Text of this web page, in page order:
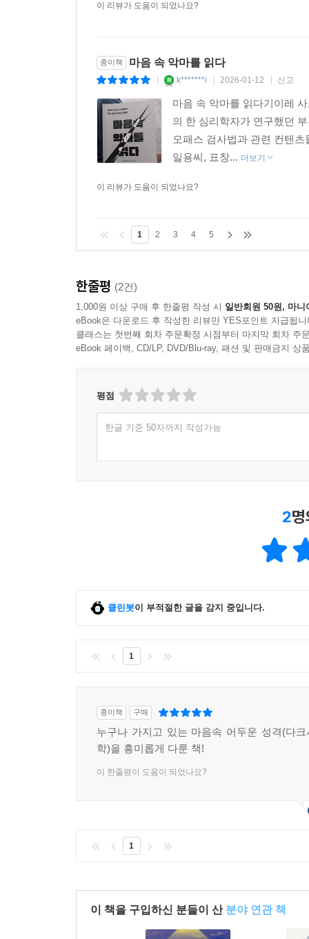
이 리뷰가 도움이 되었나요?
종이책 마음 속 악마를 읽다
k*******i 2026-01-12 신고
마음 속 악마를 읽다기이레
의 한 심리학자가 연구했던
오패스 검사법과 관련 컨텐
일용씨, 표창... 더보기
이 리뷰가 도움이 되었나요?
1 2 3 4 5
한줄평 (2건)
1,000원 이상 구매 후 한줄평 작성 시 일반회원 50원, 마니
eBook은 다운로드 후 작성한 리뷰만 YES포인트 지급됩니
클래스는 첫번째 회차 주문확정 시점부터 마지막 회차 주
eBook 페이백, CD/LP, DVD/Blu-ray, 패션 및 판매금지 상
평점
한글 기준 50자까지 작성가능
2
클린봇이 부적절한 글을 감지 중입니다.
1
종이책 구매
누구나 가지고 있는 마음속 어두운 성격(다
학)을 흥미롭게 다룬 책!
이 한줄평이 도움이 되었나요?
1
이 책을 구입하신 분들이 산 분야 연관 책